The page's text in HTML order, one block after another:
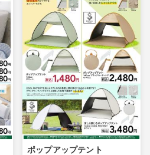
ポップアップテント